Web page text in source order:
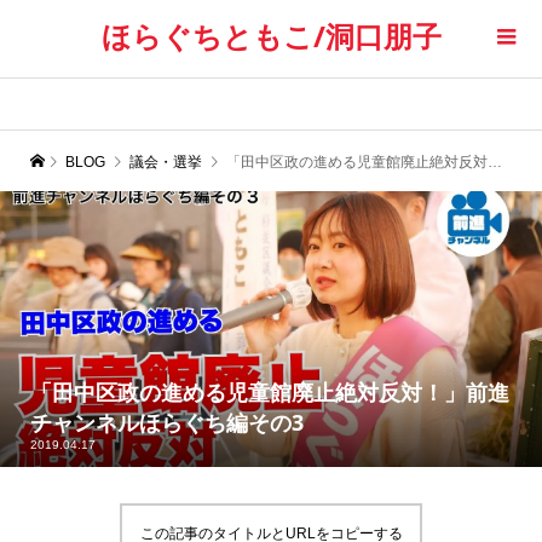
ほらぐちともこ/洞口朋子
BLOG 議会・選挙 「田中区政の進める児童館廃止絶対反対！」前進チャンネルほらぐち編その3
「田中区政の進める児童館廃止絶対反対！」前進
チャンネルほらぐち編その3
2019.04.17
この記事のタイトルとURLをコピーする